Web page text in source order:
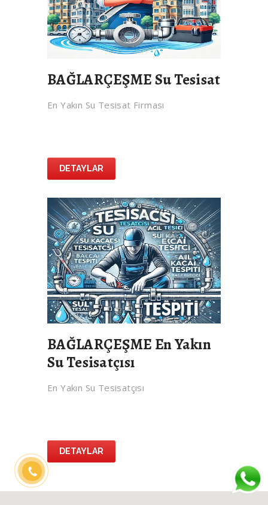
BAĞLARÇEŞME Su Tesisat
En Yakın Su Tesisat Firması
DETAYLAR
BAĞLARÇEŞME En Yakın
Su Tesisatçısı
En Yakın Su Tesisatçısı
DETAYLAR